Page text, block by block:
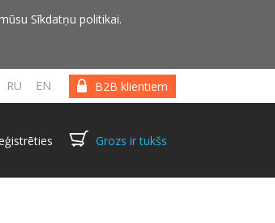
Sīkdatņu politikai.
B2B klientiem
RU EN
Grozs ir tukšs